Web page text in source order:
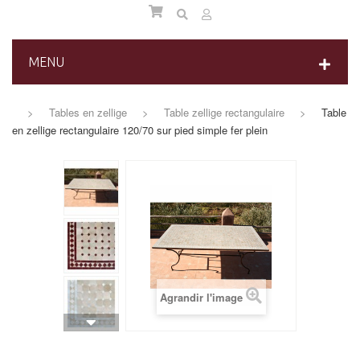
MENU
> Tables en zellige > Table zellige rectangulaire >
Table
en zellige rectangulaire 120/70 sur pied simple fer plein
Agrandir l'image